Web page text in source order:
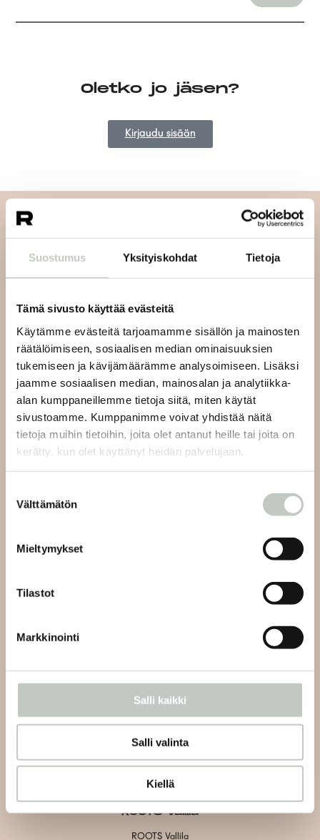
Suostumus Yksityiskohdat Tietoja
Tämä sivusto käyttää evästeitä
Käytämme evästeitä tarjoamamme sisällön ja mainosten
räätälöimiseen, sosiaalisen median ominaisuuksien
tukemiseen ja kävijämäärämme analysoimiseen. Lisäksi
jaamme sosiaalisen median, mainosalan ja analytiikka-
alan kumppaneillemme tietoja siitä, miten käytät
sivustoamme. Kumppanimme voivat yhdistää näitä
tietoja muihin tietoihin, joita olet antanut heille tai joita on
kerätty, kun olet käyttänyt heidän palvelujaan.
valinta
Välttämätön
Mieltymykset
Tilastot
Markkinointi
Salli kaikki
Salli valinta
Kiellä
Oletko jo jäsen?
Kirjaudu sisään
Tilaa
Lähetämme sinulle vastauksen viestiisi 48 tunnin sisällä
+358 50 5486084
Vallila:+358 40 1438600
Herttoniemi: +358 40 7526070
Tietosuojaseloste
Toimitus- ja maksuehdot
Evästeiden hallinta
ROOTS Vallila
ROOTS Vallila